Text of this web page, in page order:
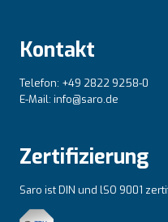
Kontakt
Telefon: +49 2822 9258-0
E-Mail: info@saro.de
Zertifizierung
Saro ist DIN und lSO 9001